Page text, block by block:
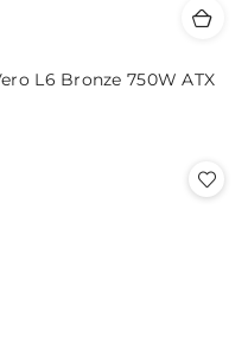
L6 Bronze 750W ATX